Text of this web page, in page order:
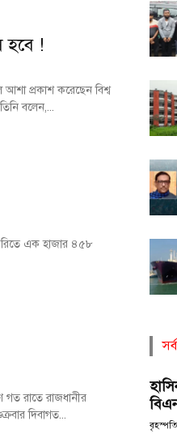
হবে !
আশা প্রকাশ করেছেন বিশ্ব
বলেন,...
এক হাজার ৪৫৮
গত রাতে রাজধানীর
দিবাগত...